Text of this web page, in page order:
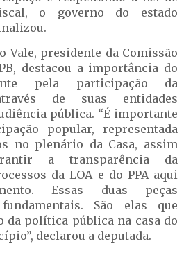
o governo do estado
Vale, presidente da Comissão
destacou a importância do
pela participação da
de suas entidades
pública. “É importante
popular, representada
no plenário da Casa, assim
a transparência da
da LOA e do PPA aqui
Essas duas peças
São elas que
da política pública na casa do
declarou a deputada.